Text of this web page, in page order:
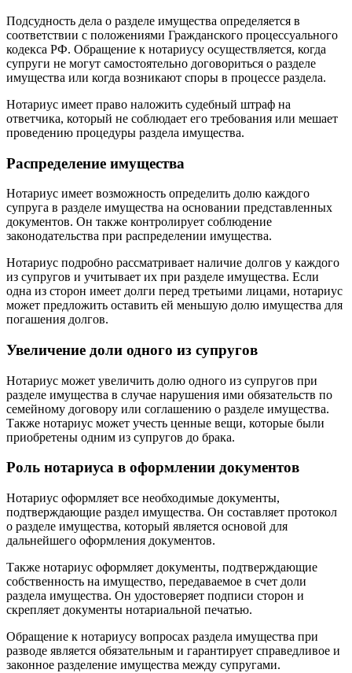
Подсудность дела о разделе имущества определяется в
соответствии с положениями Гражданского процессуального
кодекса РФ. Обращение к нотариусу осуществляется, когда
супруги не могут самостоятельно договориться о разделе
имущества или когда возникают споры в процессе раздела.
Нотариус имеет право наложить судебный штраф на
ответчика, который не соблюдает его требования или мешает
проведению процедуры раздела имущества.
Распределение имущества
Нотариус имеет возможность определить долю каждого
супруга в разделе имущества на основании представленных
документов. Он также контролирует соблюдение
законодательства при распределении имущества.
Нотариус подробно рассматривает наличие долгов у каждого
из супругов и учитывает их при разделе имущества. Если
одна из сторон имеет долги перед третьими лицами, нотариус
может предложить оставить ей меньшую долю имущества для
погашения долгов.
Увеличение доли одного из супругов
Нотариус может увеличить долю одного из супругов при
разделе имущества в случае нарушения ими обязательств по
семейному договору или соглашению о разделе имущества.
Также нотариус может учесть ценные вещи, которые были
приобретены одним из супругов до брака.
Роль нотариуса в оформлении документов
Нотариус оформляет все необходимые документы,
подтверждающие раздел имущества. Он составляет протокол
о разделе имущества, который является основой для
дальнейшего оформления документов.
Также нотариус оформляет документы, подтверждающие
собственность на имущество, передаваемое в счет доли
раздела имущества. Он удостоверяет подписи сторон и
скрепляет документы нотариальной печатью.
Обращение к нотариусу вопросах раздела имущества при
разводе является обязательным и гарантирует справедливое и
законное разделение имущества между супругами.